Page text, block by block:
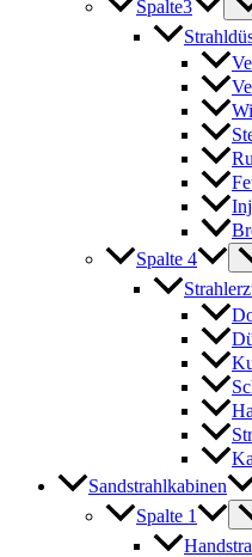
Spalte3
Spalte 4
Sandstrahlkabinen
Spalte 1